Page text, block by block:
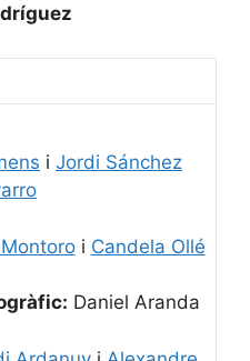
i Jordi Sánchez
i Candela Ollé
Daniel Aranda